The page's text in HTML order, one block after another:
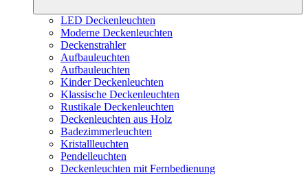
LED Deckenleuchten
Moderne Deckenleuchten
Deckenstrahler
Aufbauleuchten
Aufbauleuchten
Kinder Deckenleuchten
Klassische Deckenleuchten
Rustikale Deckenleuchten
Deckenleuchten aus Holz
Badezimmerleuchten
Kristallleuchten
Pendelleuchten
Deckenleuchten mit Fernbedienung